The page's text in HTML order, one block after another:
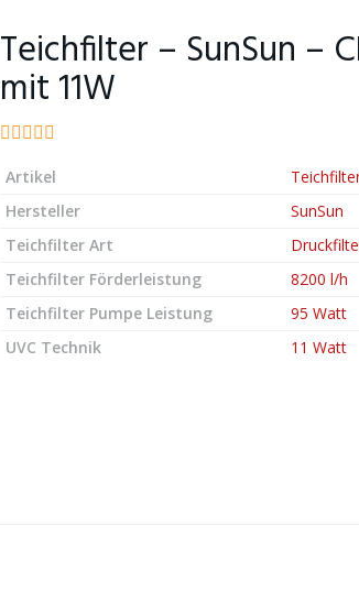
Teichfilter – SunSun –
mit 11W
Artikel
Hersteller
SunSun
Teichfilter Art
Teichfilter Förderleistung
8200 l/h
Teichfilter Pumpe Leistung
95 Watt
UVC Technik
11 Watt